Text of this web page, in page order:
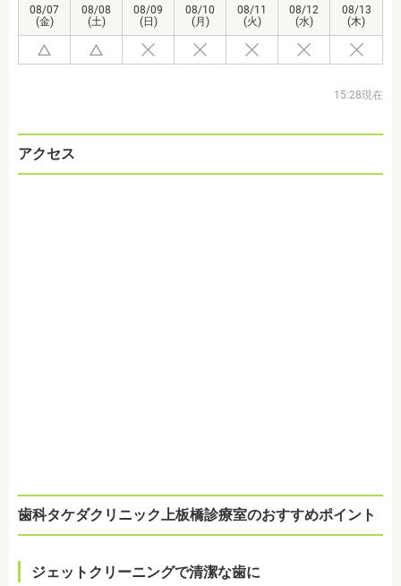
08/07
(金)
08/08
(土)
08/09
(日)
08/10
(月)
08/11
(火)
08/12
(水)
08/13
(木)
15:28現在
アクセス
歯科タケダクリニック上板橋診療室のおすすめポイント
ジェットクリーニングで清潔な歯に